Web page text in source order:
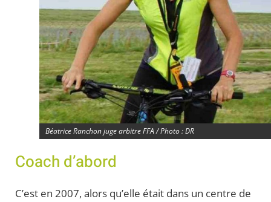
Béatrice Ranchon juge arbitre FFA / Photo : DR
Coach d’abord
C’est en 2007, alors qu’elle était dans un centre de